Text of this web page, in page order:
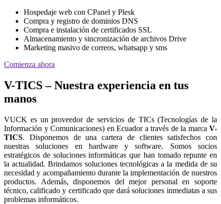
Hospedaje web con CPanel y Plesk
Compra y registro de dominios DNS
Compra e instalación de certificados SSL
Almacenamiento y sincronización de archivos Drive
Marketing masivo de correos, whatsapp y sms
Comienza ahora
V-TICS – Nuestra experiencia en tus
manos
VUCK es un proveedor de servicios de TICs (Tecnologías de la
Información y Comunicaciones) en Ecuador a través de la marca V-
TICS. Disponemos de una cartera de clientes satisfechos con
nuestras soluciones en hardware y software. Somos socios
estratégicos de soluciones informáticas que han tomado repunte en
la actualidad. Brindamos soluciones tecnológicas a la medida de su
necesidad y acompañamiento durante la implementación de nuestros
productos. Además, disponemos del mejor personal en soporte
técnico, calificado y certificado que dará soluciones inmediatas a sus
problemas informáticos.